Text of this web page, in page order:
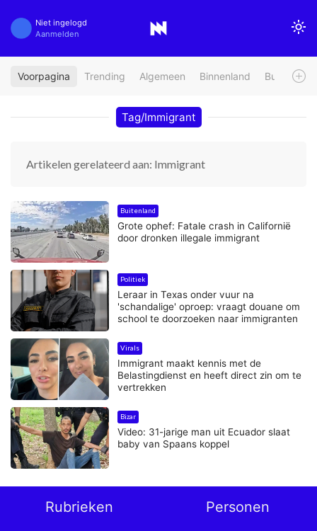
Niet ingelogd
Aanmelden
Voorpagina Trending Algemeen Binnenland Buitenland
Tag/Immigrant
Artikelen gerelateerd aan: Immigrant
Buitenland
Grote ophef: Fatale crash in Californië
door dronken illegale immigrant
Politiek
Leraar in Texas onder vuur na
'schandalige' oproep: vraagt douane om
school te doorzoeken naar immigranten
Virals
Immigrant maakt kennis met de
Belastingdienst en heeft direct zin om te
vertrekken
Bizar
Video: 31-jarige man uit Ecuador slaat
baby van Spaans koppel
Rubrieken Personen